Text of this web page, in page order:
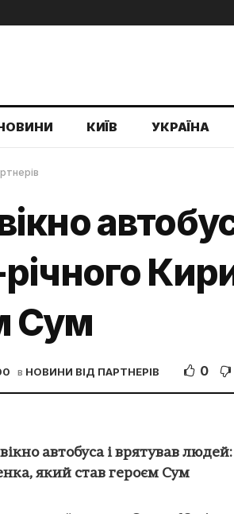
КИЇВ УКРАЇНА
Сум
в НОВИНИ ВІД ПАРТНЕРІВ 0
автобуса і врятував
який став героєм Сум